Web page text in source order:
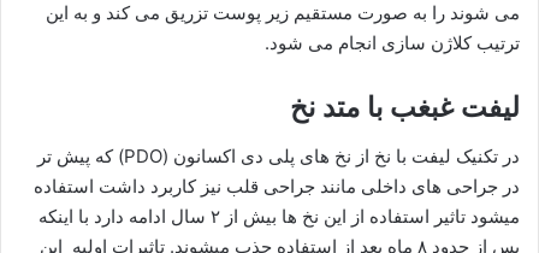
می شوند را به صورت مستقیم زیر پوست تزریق می کند و به این
ترتیب کلاژن سازی انجام می شود.
لیفت غبغب با متد نخ
در تکنیک لیفت با نخ از نخ های پلی دی اکسانون (PDO) که پیش تر
در جراحی های داخلی مانند جراحی قلب نیز کاربرد داشت استفاده
میشود‌ تاثیر استفاده از این نخ ها بیش از ۲ سال ادامه دارد با اینکه
پس از حدود ۸ ماه بعد از استفاده جذب میشوند. تاثیرات اولیه این